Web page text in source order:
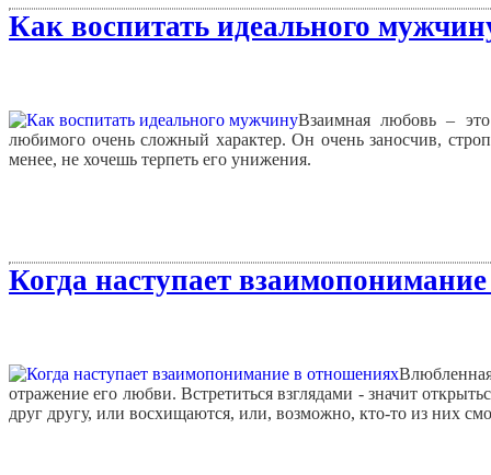
Как воспитать идеального
Взаимная любовь –
любимого очень сложный характер. Он очень заносчив,
менее, не хочешь терпеть его унижения.
Когда наступает
отражение его любви. Встретиться взглядами - значит
друг другу, или восхищаются, или, возможно, кто-то из них